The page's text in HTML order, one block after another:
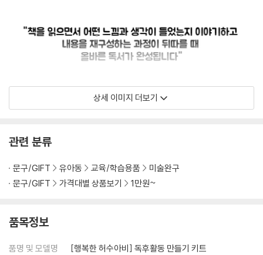
상세 이미지 더보기
관련 분류
문구/GIFT 유아동 교육/학습용품
미술완구
문구/GIFT
가격대별 상품보기 1만원~
품목정보
품명 및 모델명
[행복한 허수아비] 독후활동 만들기 키트